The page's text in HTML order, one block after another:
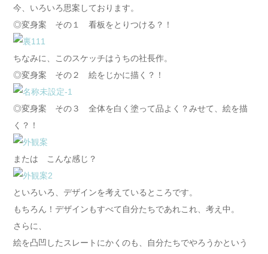
今、いろいろ思案しております。
◎変身案 その１ 看板をとりつける？！
ちなみに、このスケッチはうちの社長作。
◎変身案 その２ 絵をじかに描く？！
◎変身案 その３ 全体を白く塗って品よく？みせて、絵を描
く？！
または こんな感じ？
といろいろ、デザインを考えているところです。
もちろん！デザインもすべて自分たちであれこれ、考え中。
さらに、
絵を凸凹したスレートにかくのも、自分たちでやろうかという